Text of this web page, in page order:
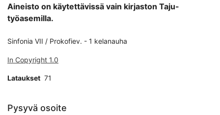
Aineisto on käytettävissä vain kirjaston Taju-
työasemilla.
Sinfonia VII / Prokofiev. - 1 kelanauha
In Copyright 1.0
Lataukset 71
Pysyvä osoite